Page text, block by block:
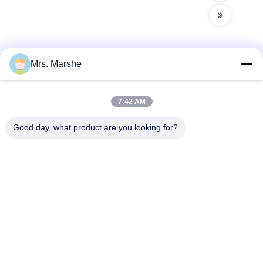
Быстрый контакт
Room7E, преграждают a, здание Binfen Shiji, дорогу
Mrs. Marshe
7:42 AM
Good day, what product are you looking for?